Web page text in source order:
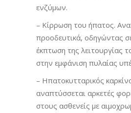
ενζύμων.
– Κίρρωση του ήπατος.
προοδευτικά, οδηγώντας
έκπτωση της λειτουργίας
στην εμφάνιση πυλαίας
– Ηπατοκυτταρικός
αναπτύσσεται αρκετές
στους ασθενείς με